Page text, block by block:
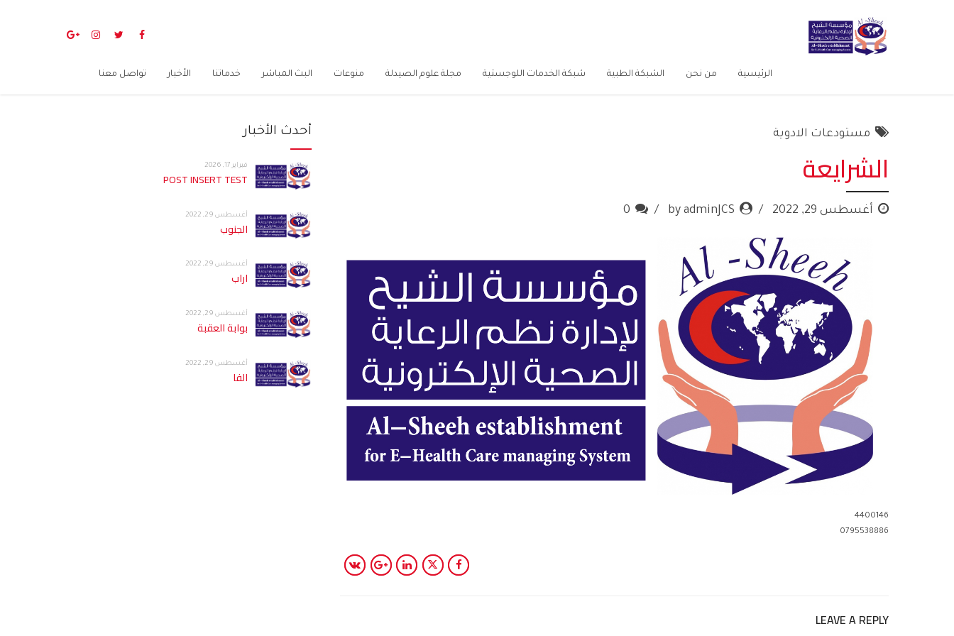
الرئيسية من نحن الشبكة الطبية شبكة الخدمات اللوجستية مجلة علوم الصيدلة منوعات البث المباشر خدماتنا الأخبار تواصل معنا
مستودعات الادوية
الشرايعة
أغسطس 29, 2022 by adminJCS
0
4400146
0795538886
LEAVE A REPLY
أحدث الأخبار
فبراير 17, 2026
POST INSERT TEST
أغسطس 29, 2022
الجنوب
أغسطس 29, 2022
اراب
أغسطس 29, 2022
بوابة العقبة
أغسطس 29, 2022
الفا